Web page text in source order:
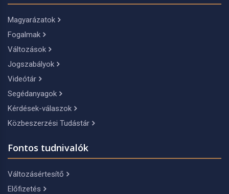
Magyarázatok
Fogalmak
Változások
Jogszabályok
Videótár
Segédanyagok
Kérdések-válaszok
Közbeszerzési Tudástár
Fontos tudnivalók
Változásértesítő
Előfizetés